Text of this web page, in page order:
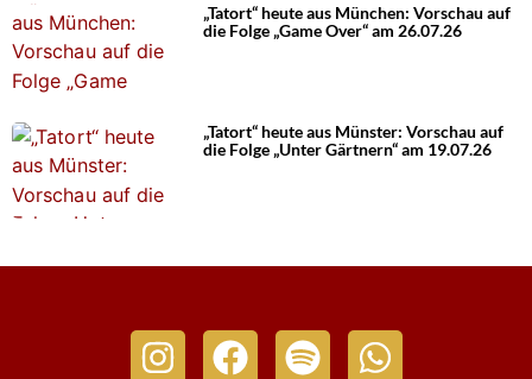
„Tatort“ heute aus München: Vorschau auf
die Folge „Game Over“ am 26.07.26
„Tatort“ heute aus Münster: Vorschau auf
die Folge „Unter Gärtnern“ am 19.07.26